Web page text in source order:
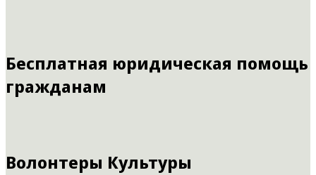
Бесплатная юридическая помощь
гражданам
Волонтеры Культуры